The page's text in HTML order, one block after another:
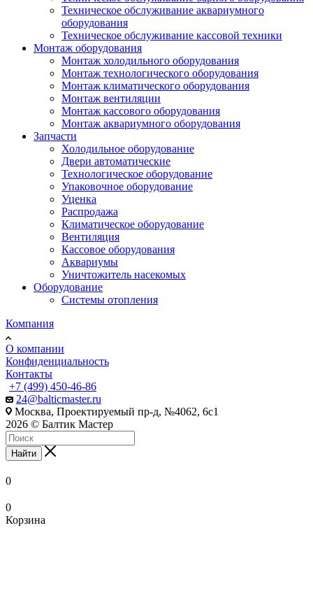
Техническое обслуживание аквариумного
оборудования
Техническое обслуживание кассовой техники
Монтаж оборудования
Монтаж холодильного оборудования
Монтаж технологического оборудования
Монтаж климатического оборудования
Монтаж вентиляции
Монтаж кассового оборудования
Монтаж аквариумного оборудования
Запчасти
Холодильное оборудование
Двери автоматические
Технологическое оборудование
Упаковочное оборудование
Уценка
Распродажа
Климатическое оборудование
Вентиляция
Кассовое оборудования
Аквариумы
Уничтожитель насекомых
Оборудование
Системы отопления
Компания
О компании
Конфиденциальность
Контакты
+7 (499) 450-46-86
24@balticmaster.ru
Москва, Проектируемый пр-д, №4062, 6с1
2026 © Балтик Мастер
Найти
0
0
Корзина